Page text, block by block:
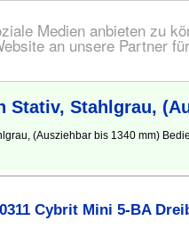
Medien anbieten zu
an unsere Partner
Stativ, Stahlgrau,
(Ausziehbar bis 1340 mm)
Cybrit Mini 5-BA